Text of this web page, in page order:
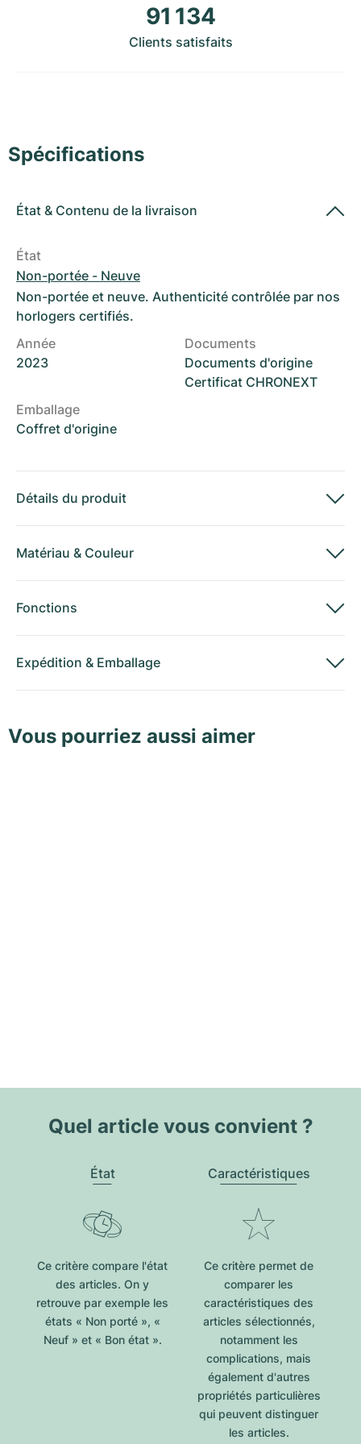
91 134
Clients satisfaits
Spécifications
État & Contenu de la livraison
État
Non-portée - Neuve
Non-portée et neuve. Authenticité contrôlée par nos
horlogers certifiés.
Année
2023
Documents
Documents d'origine
Certificat CHRONEXT
Emballage
Coffret d'origine
Détails du produit
Matériau & Couleur
Fonctions
Expédition & Emballage
Vous pourriez aussi aimer
Quel article vous convient ?
État
Ce critère compare l'état
des articles. On y
retrouve par exemple les
états « Non porté », «
Neuf » et « Bon état ».
Caractéristiques
Ce critère permet de
comparer les
caractéristiques des
articles sélectionnés,
notamment les
complications, mais
également d'autres
propriétés particulières
qui peuvent distinguer
les articles.